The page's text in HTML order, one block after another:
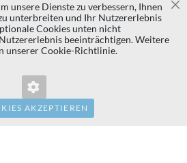
Development | All rights reserved
are properties of their respective
unsere Dienste zu verbessern, Ihnen
unterbreiten und Ihr Nutzererlebnis
Cookies unten nicht
beeinträchtigen. Weitere
unserer Cookie-Richtlinie.
AKZEPTIEREN